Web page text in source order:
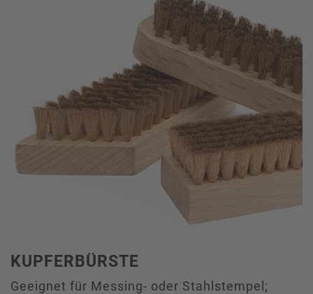
KUPFERBÜRSTE
Geeignet für Messing- oder Stahlstempel;